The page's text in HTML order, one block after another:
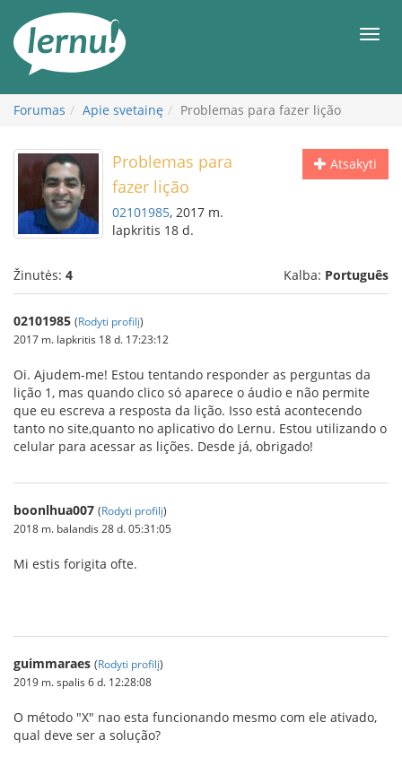
turinį
Forumas Apie svetainę Problemas para fazer lição
Atsakyti
Problemas para
fazer lição
02101985, 2017 m.
lapkritis 18 d.
Žinutės: 4 Kalba: Português
02101985 (Rodyti profilį)
2017 m. lapkritis 18 d. 17:23:12
Oi. Ajudem-me! Estou tentando responder as perguntas da
lição 1, mas quando clico só aparece o áudio e não permite
que eu escreva a resposta da lição. Isso está acontecendo
tanto no site,quanto no aplicativo do Lernu. Estou utilizando o
celular para acessar as lições. Desde já, obrigado!
boonlhua007 (Rodyti profilį)
2018 m. balandis 28 d. 05:31:05
Mi estis forigita ofte.
guimmaraes (Rodyti profilį)
2019 m. spalis 6 d. 12:28:08
O método "X" nao esta funcionando mesmo com ele ativado,
qual deve ser a solução?